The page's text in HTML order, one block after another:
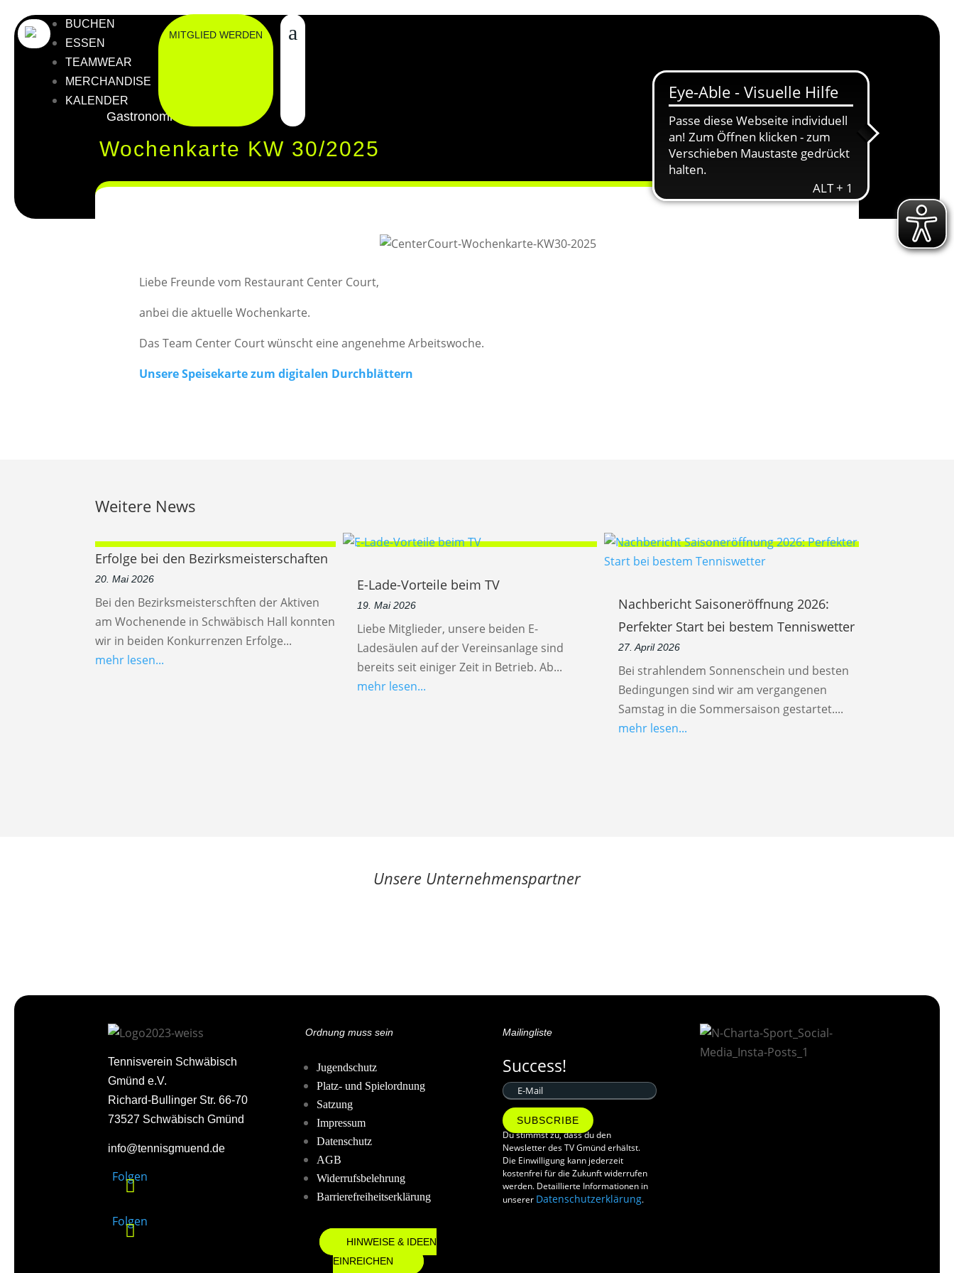
BUCHEN
ESSEN
TEAMWEAR
MERCHANDISE
KALENDER
MITGLIED WERDEN
Gastronomie
Wochenkarte KW 30/2025
Liebe Freunde vom Restaurant Center Court,
anbei die aktuelle Wochenkarte.
Das Team Center Court wünscht eine angenehme Arbeitswoche.
Unsere Speisekarte zum digitalen Durchblättern
Weitere News
Erfolge bei den Bezirksmeisterschaften
20. Mai 2026
Bei den Bezirksmeisterschften der Aktiven
am Wochenende in Schwäbisch Hall konnten
wir in beiden Konkurrenzen Erfolge...
mehr lesen...
E-Lade-Vorteile beim TV
19. Mai 2026
Liebe Mitglieder, unsere beiden E-
Ladesäulen auf der Vereinsanlage sind
bereits seit einiger Zeit in Betrieb. Ab...
mehr lesen...
Nachbericht Saisoneröffnung 2026:
Perfekter Start bei bestem Tenniswetter
27. April 2026
Bei strahlendem Sonnenschein und besten
Bedingungen sind wir am vergangenen
Samstag in die Sommersaison gestartet....
mehr lesen...
Unsere Unternehmenspartner
Tennisverein Schwäbisch
Gmünd e.V.
Richard-Bullinger Str. 66-70
73527 Schwäbisch Gmünd
info@tennisgmuend.de
Folgen
Folgen
Ordnung muss sein
Jugendschutz
Platz- und Spielordnung
Satzung
Impressum
Datenschutz
AGB
Widerrufsbelehrung
Barrierefreiheitserklärung
HINWEISE & IDEEN
EINREICHEN
Mailingliste
Success!
SUBSCRIBE
Du stimmst zu, dass du den
Newsletter des TV Gmünd erhältst.
Die Einwilligung kann jederzeit
kostenfrei für die Zukunft widerrufen
werden. Detaillierte Informationen in
unserer Datenschutzerklärung.